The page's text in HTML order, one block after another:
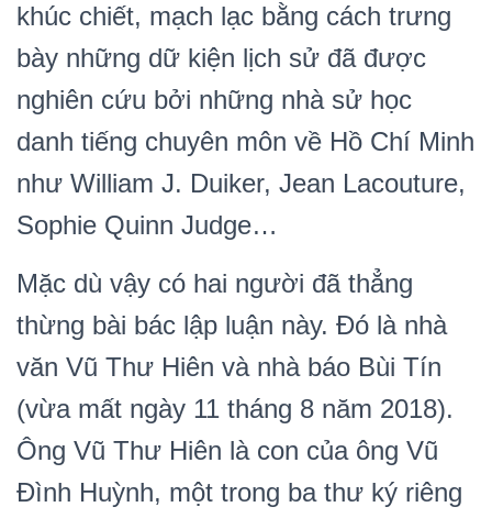
khúc chiết, mạch lạc bằng cách trưng
bày những dữ kiện lịch sử đã được
nghiên cứu bởi những nhà sử học
danh tiếng chuyên môn về Hồ Chí Minh
như William J. Duiker, Jean Lacouture,
Sophie Quinn Judge…
Mặc dù vậy có hai người đã thẳng
thừng bài bác lập luận này. Đó là nhà
văn Vũ Thư Hiên và nhà báo Bùi Tín
(vừa mất ngày 11 tháng 8 năm 2018).
Ông Vũ Thư Hiên là con của ông Vũ
Đình Huỳnh, một trong ba thư ký riêng